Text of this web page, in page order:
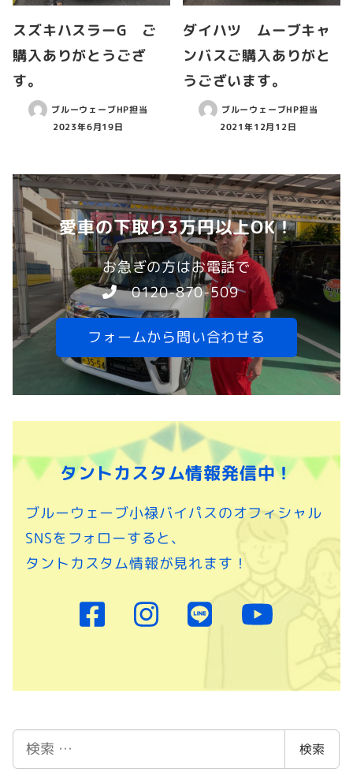
スズキハスラーG ご
購入ありがとうござ
す。
ブルーウェーブHP担当
2023年6月19日
ダイハツ ムーブキャ
ンバスご購入ありがと
うございます。
ブルーウェーブHP担当
2021年12月12日
愛車の下取り3万円以上OK！
お急ぎの方はお電話で
0120-870-509
フォームから問い合わせる
タントカスタム情報発信中！
ブルーウェーブ小禄バイパスのオフィシャル
SNSをフォローすると、
タントカスタム情報が見れます！
索
検索